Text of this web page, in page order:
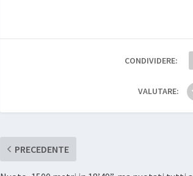
CONDIVIDERE:
VALUTARE:
PRECEDENTE